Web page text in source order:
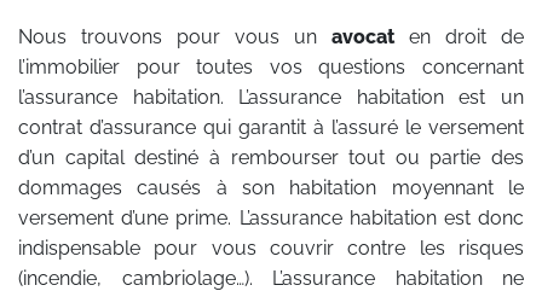
Nous trouvons pour vous un avocat en droit de
l’immobilier pour toutes vos questions concernant
l’assurance habitation. L’assurance habitation est un
contrat d’assurance qui garantit à l’assuré le versement
d’un capital destiné à rembourser tout ou partie des
dommages causés à son habitation moyennant le
versement d’une prime. L’assurance habitation est donc
indispensable pour vous couvrir contre les risques
(incendie, cambriolage…). L’assurance habitation ne